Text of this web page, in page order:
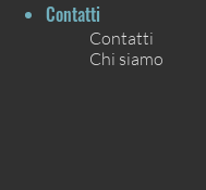
Contatti
Contatti
Chi siamo